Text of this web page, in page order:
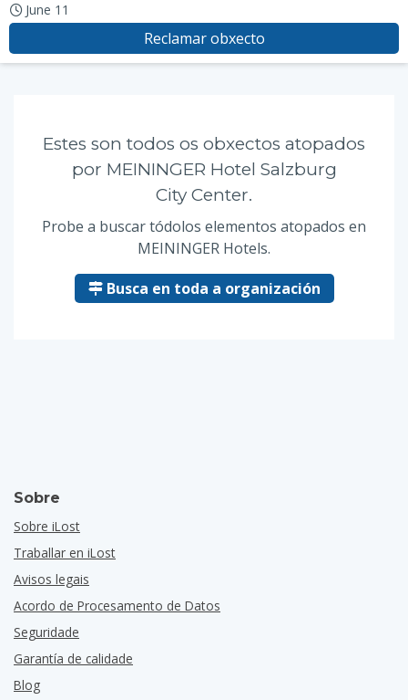
June 11
Reclamar obxecto
Estes son todos os obxectos atopados
por MEININGER Hotel Salzburg
City Center.
Probe a buscar tódolos elementos atopados en
MEININGER Hotels.
Busca en toda a organización
Sobre
Sobre iLost
Traballar en iLost
Avisos legais
Acordo de Procesamento de Datos
Seguridade
Garantía de calidade
Blog